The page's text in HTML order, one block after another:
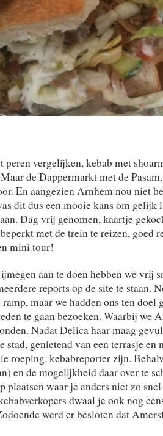
peren vergelijken, kebab met
de Dappermarkt met de
En aangezien Arnhem nou niet
dit dus een mooie kans om gelijk
Dag vrij genomen, kaartje
met de trein te reizen, goed
mini tour!
aan te doen hebben we vrij
reports op de site te staan.
ramp, maar we hadden ons ten doel
te gaan bezoeken. Waarbij we
Nadat Delica haar maag
stad, genietend van een terrasje en
roeping, kebabreporter zijn.
en de mogelijkheid daar over te
plaatsen waar je anders niet zo
dwaal je ook nog
werd er besloten dat